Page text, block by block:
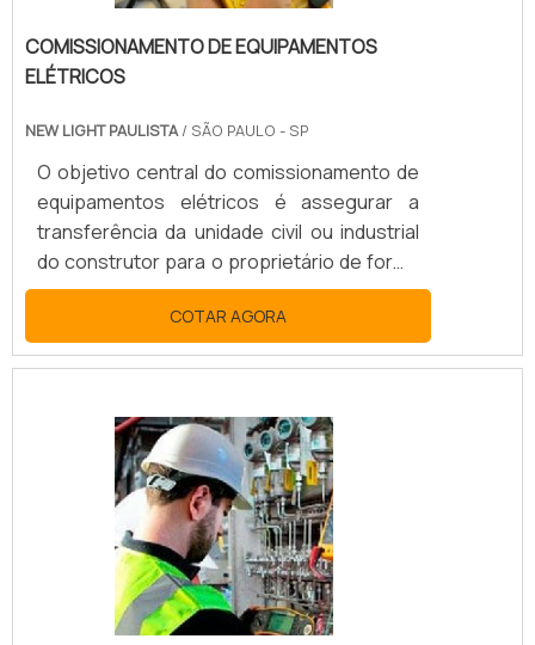
COMISSIONAMENTO DE EQUIPAMENTOS
ELÉTRICOS
NEW LIGHT PAULISTA/ SÃO PAULO - SP
O objetivo central do comissionamento de
equipamentos elétricos é assegurar a
transferência da unidade civil ou industrial
do construtor para o proprietário de forma
ordenada e segura, garantindo sua
operabilidade em termos de desempenho,
confiabilidade e rastreabilidade de
executado de forma planejada, estruturada
e eficaz, o comissionamento tende a se
configurar como um elemento essencial
para o atendimento aos requisitos de
prazos, custos, segurança e quali.
COTAR AGORA